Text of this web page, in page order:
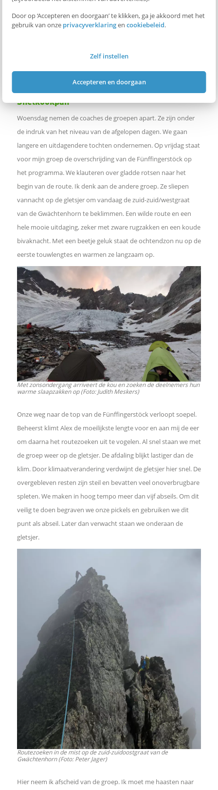
Door op ‘Accepteren en doorgaan’ te klikken, ga je akkoord met het
gebruik van onze privacyverklaringencookiebeleid.
Zelf instellen
Accepteren en doorgaan
Koufront-disco (Foto: Claartje Meijs)
Snelkookpan
Woensdag nemen de coaches de groepen apart. Ze zijn onder
de indruk van het niveau van de afgelopen dagen. We gaan
langere en uitdagendere tochten ondernemen. Op vrijdag staat
voor mijn groep de overschrijding van de Fünffingerstöck op
het programma. We klauteren over gladde rotsen naar het
begin van de route. Ik denk aan de andere groep. Ze sliepen
vannacht op de gletsjer om vandaag de zuid-zuid/westgraat
van de Gwächtenhorn te beklimmen. Een wilde route en een
hele mooie uitdaging, zeker met zware rugzakken en een koude
bivaknacht. Met een beetje geluk staat de ochtendzon nu op de
eerste touwlengtes en warmen ze langzaam op.
Met zonsondergang arriveert de kou en zoeken de deelnemers hun
warme slaapzakken op (Foto: Judith Meskers)
Onze weg naar de top van de Fünffingerstöck verloopt soepel.
Beheerst klimt Alex de moeilijkste lengte voor en aan mij de eer
om daarna het routezoeken uit te vogelen. Al snel staan we met
de groep weer op de gletsjer. De afdaling blijkt lastiger dan de
klim. Door klimaatverandering verdwijnt de gletsjer hier snel. De
overgebleven resten zijn steil en bevatten veel onoverbrugbare
spleten. We maken in hoog tempo meer dan vijf abseils. Om dit
veilig te doen begraven we onze pickels en gebruiken we dit
punt als abseil. Later dan verwacht staan we onderaan de
gletsjer.
Routezoeken in de mist op de zuid-zuidoostgraat van de
Gwächtenhorn (Foto: Peter Jager)
Hier neem ik afscheid van de groep. Ik moet me haasten naar